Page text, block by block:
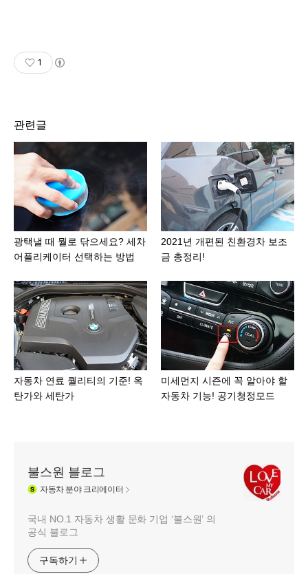
1
관련글
광택낼 때 뭘로 닦으세요? 세차
어플리케이터 선택하는 방법
2021년 개편된 친환경차 보조
금 총정리!
자동차 연료 퀄리티의 기준! 옥
탄가와 세탄가
미세먼지 시즌에 꼭 알아야 할
자동차 기능! 공기청정모드
불스원 블로그
자동차분야 크리에이터
국내 NO.1 자동차 생활 문화 기업 ‘불스원’ 의
공식 블로그
구독하기